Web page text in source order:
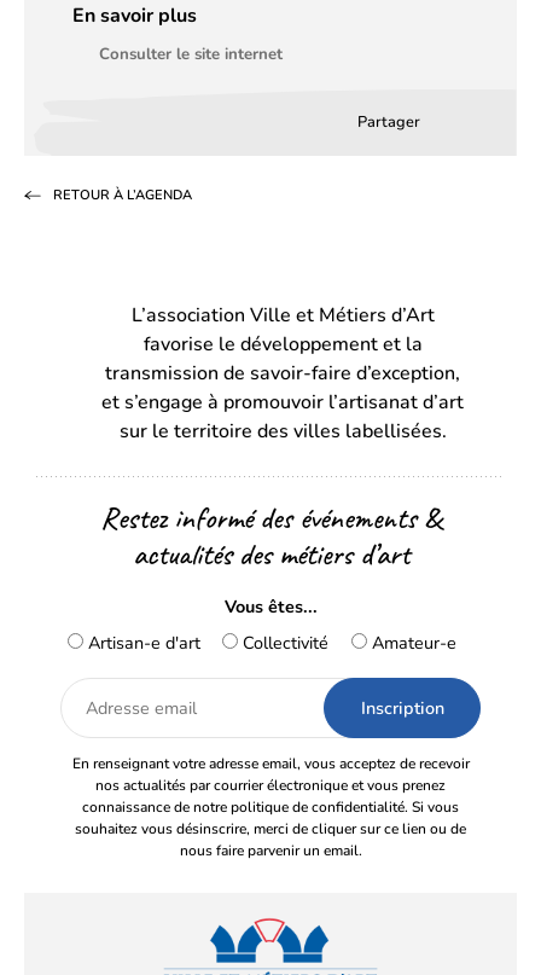
En savoir plus
Consulter le site internet
Partager
un
onglet)onglet)
RETOUR À L’AGENDA
L’association Ville et Métiers d’Art
favorise le développement et la
transmission de savoir-faire d’exception,
et s’engage à promouvoir l’artisanat d’art
sur le territoire des villes labellisées.
Restez informé des événements &
actualités des métiers d’art
Vous êtes...
Artisan-e d'art
Collectivité Amateur-e
Adresse
email
En renseignant votre adresse email, vous acceptez de recevoir
nos actualités par courrier électronique et vous prenez
connaissance de notre politique de confidentialité. Si vous
souhaitez vous désinscrire, merci de cliquer sur ce lien ou de
nous faire parvenir un email.